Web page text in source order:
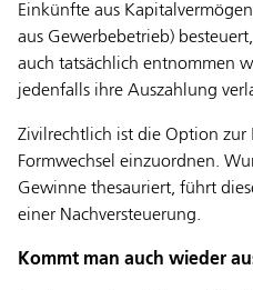
Einkünfte aus
aus Gewerbebetrieb)
auch tatsächlich entnommen
jedenfalls ihre Auszahlung
Zivilrechtlich ist die Option zur
Formwechsel einzuordnen.
Gewinne thesauriert, führt
einer Nachversteuerung.
Kommt man auch wieder